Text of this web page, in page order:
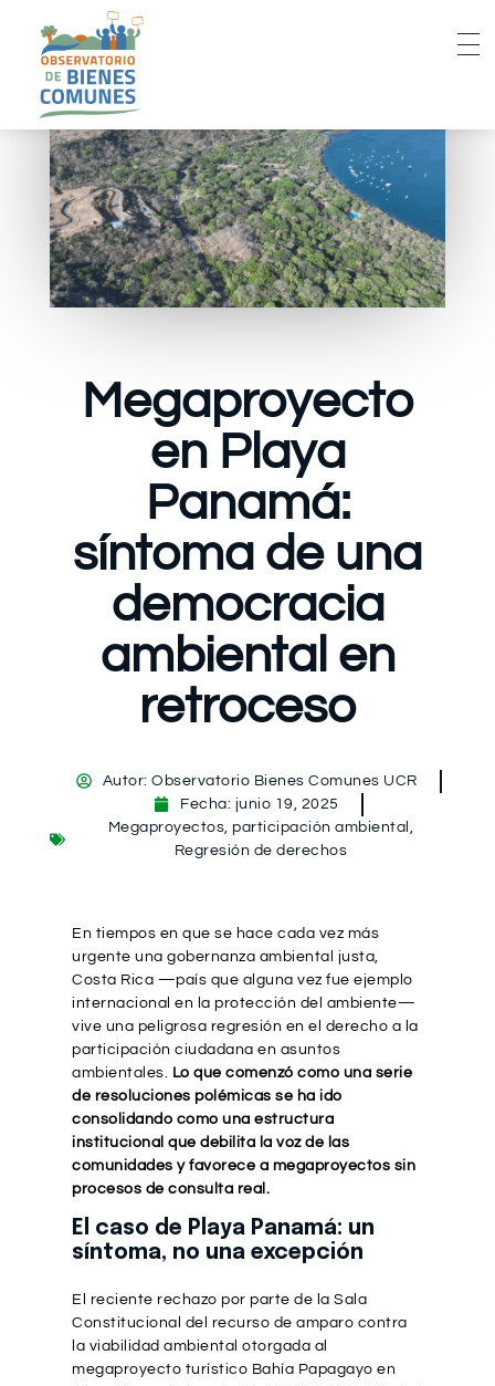
Megaproyecto
en Playa
Panamá:
síntoma de una
democracia
ambiental en
retroceso
Autor: Observatorio Bienes Comunes UCR
Fecha: junio 19, 2025
Megaproyectos ,participación ambiental
Regresión de derechos
En tiempos en que se hace cada vez más
urgente una gobernanza ambiental justa,
Costa Rica —país que alguna vez fue ejemplo
internacional en la protección del ambiente—
vive una peligrosa regresión en el derecho a la
participación ciudadana en asuntos
ambientales.
Lo que comenzó como una serie
de resoluciones polémicas se ha ido
consolidando como una estructura
institucional que debilita la voz de las
comunidades y favorece a megaproyectos sin
procesos de consulta real.
El caso de Playa Panamá: un
síntoma, no una excepción
El reciente rechazo por parte de la Sala
Constitucional del recurso de amparo contra
la viabilidad ambiental otorgada al
megaproyecto turístico Bahía Papagayo en